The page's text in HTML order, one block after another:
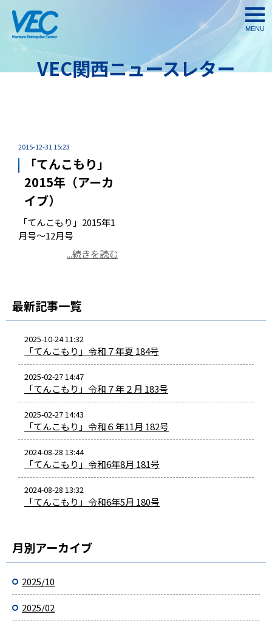
VEC関西ニュースレター
2015-12-31 15:23
「てんこもり」
2015年（アーカ
イブ）
「てんこもり」2015年1
月号～12月号
...続きを読む
最新記事一覧
2025-10-24 11:32
「てんこもり」令和７年夏 184号
2025-02-27 14:47
「てんこもり」令和７年２月 183号
2025-02-27 14:43
「てんこもり」令和６年11月 182号
2024-08-28 13:44
「てんこもり」令和6年8月 181号
2024-08-28 13:32
「てんこもり」令和6年5月 180号
月別アーカイブ
2025/10
2025/02